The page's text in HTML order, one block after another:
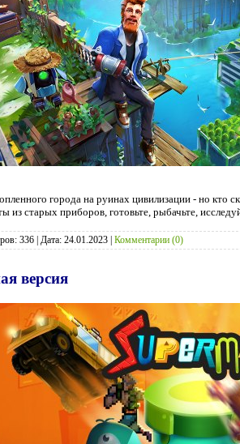
города на руинах цивилизации - но кто
из старых приборов, готовьте, рыбачьте,
336 Дата: 24.01.2023 Комментарии (0)
версия